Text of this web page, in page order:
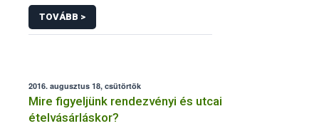
TOVÁBB >
2016. augusztus 18, csütörtök
Mire figyeljünk rendezvényi és utcai
ételvásárláskor?